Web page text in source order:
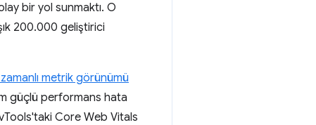
bir yol sunmaktı. O
200.000 geliştirici
metrik görünümü
güçlü performans hata
Core Web Vitals